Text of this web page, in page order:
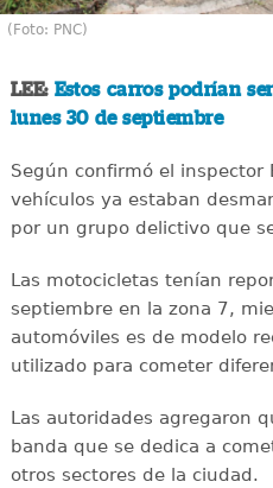
(Foto: PNC)
LEE: Estos carros podrían
lunes 30 de septiembre
Según confirmó el inspector
vehículos ya estaban
por un grupo delictivo que
Las motocicletas tenían
septiembre en la zona 7,
automóviles es de modelo
utilizado para cometer
Las autoridades agregaron
banda que se dedica a
otros sectores de la ciudad.